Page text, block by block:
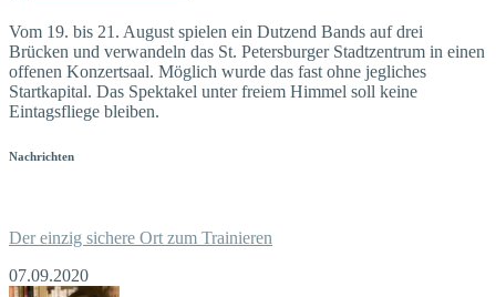
Vom 19. bis 21. August spielen ein Dutzend Bands auf drei
Brücken und verwandeln das St. Petersburger Stadtzentrum in einen
offenen Konzertsaal. Möglich wurde das fast ohne jegliches
Startkapital. Das Spektakel unter freiem Himmel soll keine
Eintagsfliege bleiben.
Nachrichten
Der einzig sichere Ort zum Trainieren
07.09.2020